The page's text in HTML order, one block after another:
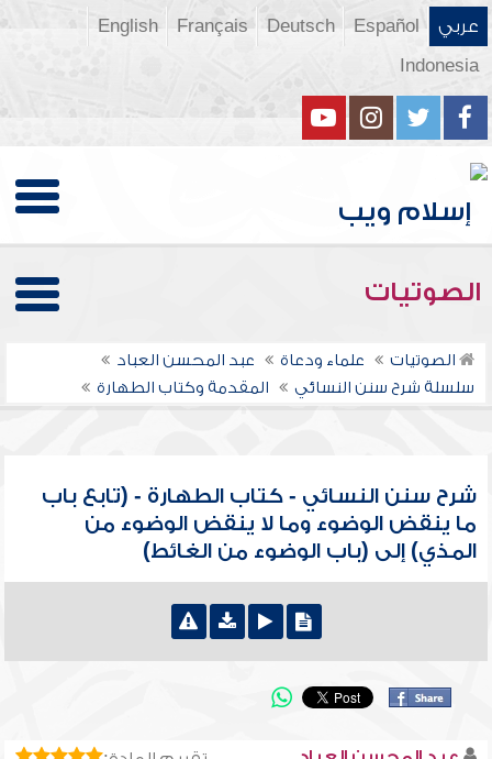
عربي Español
Deutsch
Français
English
Indonesia
الصوتيات
الصوتيات علماء ودعاة
عبد المحسن العباد
سلسلة شرح سنن النسائي
المقدمة وكتاب الطهارة
شرح سنن النسائي - كتاب الطهارة - (تابع باب
ما ينقض الوضوء وما لا ينقض الوضوء من
المذي) إلى (باب الوضوء من الغائط)